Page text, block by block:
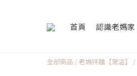
首頁 認識老媽家
全部商品 /老媽拌麵【常溫】 /